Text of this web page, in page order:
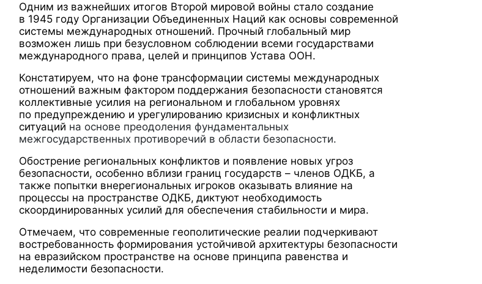
Одним из важнейших итогов Второй мировой войны стало создание
в 1945 году Организации Объединенных Наций как основы современной
системы международных отношений. Прочный глобальный мир
возможен лишь при безусловном соблюдении всеми государствами
международного права, целей и принципов Устава ООН.
Констатируем, что на фоне трансформации системы международных
отношений важным фактором поддержания безопасности становятся
коллективные усилия на региональном и глобальном уровнях
по предупреждению и урегулированию кризисных и конфликтных
ситуаций на основе преодоления фундаментальных
межгосударственных противоречий в области безопасности.
Обострение региональных конфликтов и появление новых угроз
безопасности, особенно вблизи границ государств – членов ОДКБ, а
также попытки внерегиональных игроков оказывать влияние на
процессы на пространстве ОДКБ, диктуют необходимость
скоординированных усилий для обеспечения стабильности и мира.
Отмечаем, что современные геополитические реалии подчеркивают
востребованность формирования устойчивой архитектуры безопасности
на евразийском пространстве на основе принципа равенства и
неделимости безопасности.